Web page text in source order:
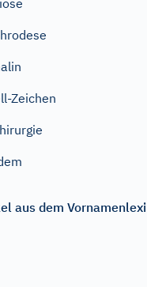
Zeichen
aus dem